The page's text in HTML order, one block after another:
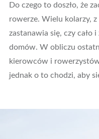
Do czego to doszło, że
rowerze. Wielu kolarzy,
zastanawia się, czy cało
domów. W obliczu
kierowców i
jednak o to chodzi, aby